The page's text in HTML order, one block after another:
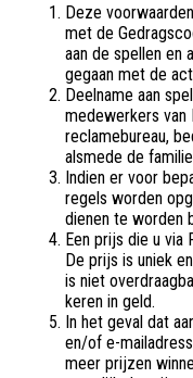
Deze
met de
aan de spellen
gegaan met de
Deelname aan
medewerkers van
reclamebureau,
alsmede de
Indien er voor
regels worden
dienen te worden
Een prijs die u via
De prijs is uniek
is niet
keren in geld.
In het geval dat
en/of e-
meer prijzen